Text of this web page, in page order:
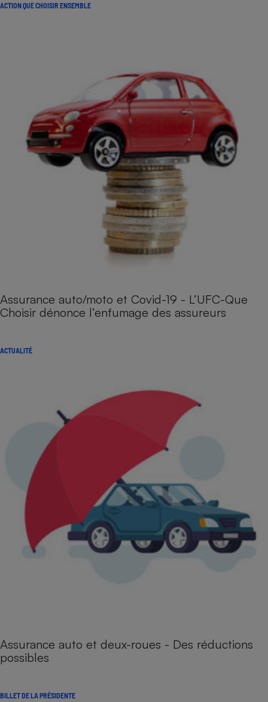
ACTION QUE CHOISIR ENSEMBLE
Assurance auto/moto et Covid-19 - L’UFC-Que
Choisir dénonce l’enfumage des assureurs
ACTUALITÉ
Assurance auto et deux-roues - Des réductions
possibles
BILLET DE LA PRÉSIDENTE